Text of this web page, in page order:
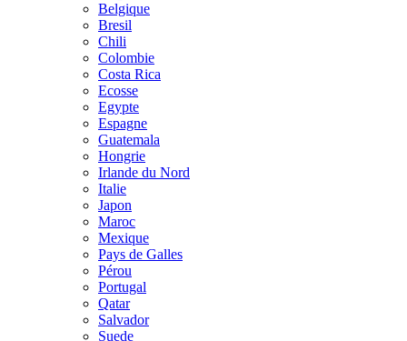
Belgique
Bresil
Chili
Colombie
Costa Rica
Ecosse
Egypte
Espagne
Guatemala
Hongrie
Irlande du Nord
Italie
Japon
Maroc
Mexique
Pays de Galles
Pérou
Portugal
Qatar
Salvador
Suede